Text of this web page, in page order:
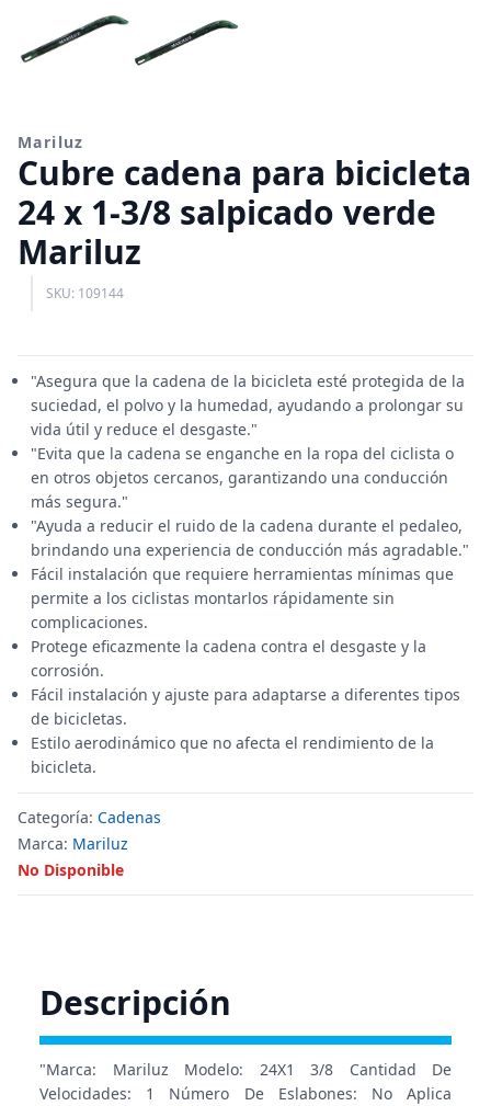
Mariluz
Cubre cadena para bicicleta
24 x 1-3/8 salpicado verde
Mariluz
SKU: 109144
"Asegura que la cadena de la bicicleta esté protegida de la
suciedad, el polvo y la humedad, ayudando a prolongar su
vida útil y reduce el desgaste."
"Evita que la cadena se enganche en la ropa del ciclista o
en otros objetos cercanos, garantizando una conducción
más segura."
"Ayuda a reducir el ruido de la cadena durante el pedaleo,
brindando una experiencia de conducción más agradable."
Fácil instalación que requiere herramientas mínimas que
permite a los ciclistas montarlos rápidamente sin
complicaciones.
Protege eficazmente la cadena contra el desgaste y la
corrosión.
Fácil instalación y ajuste para adaptarse a diferentes tipos
de bicicletas.
Estilo aerodinámico que no afecta el rendimiento de la
bicicleta.
Categoría: Cadenas
Marca: Mariluz
No Disponible
Descripción
"Marca: Mariluz Modelo: 24X1 3/8 Cantidad De
Velocidades: 1 Número De Eslabones: No Aplica